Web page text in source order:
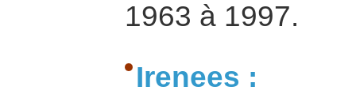
1963 à 1997.
Irenees :